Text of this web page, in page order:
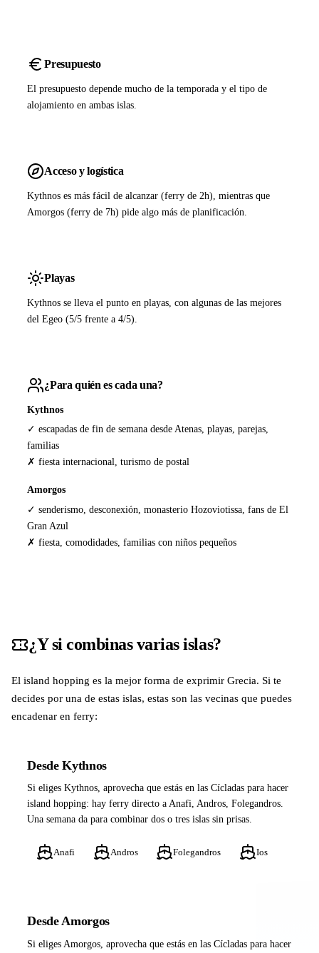
Presupuesto
El presupuesto depende mucho de la temporada y el tipo de
alojamiento en ambas islas.
Acceso y logística
Kythnos es más fácil de alcanzar (ferry de 2h), mientras que
Amorgos (ferry de 7h) pide algo más de planificación.
Playas
Kythnos se lleva el punto en playas, con algunas de las mejores
del Egeo (5/5 frente a 4/5).
¿Para quién es cada una?
Kythnos
✓ escapadas de fin de semana desde Atenas, playas, parejas,
familias
✗ fiesta internacional, turismo de postal
Amorgos
✓ senderismo, desconexión, monasterio Hozoviotissa, fans de El
Gran Azul
✗ fiesta, comodidades, familias con niños pequeños
¿Y si combinas varias islas?
El island hopping es la mejor forma de exprimir Grecia. Si te
decides por una de estas islas, estas son las vecinas que puedes
encadenar en ferry:
Desde Kythnos
Si eliges Kythnos, aprovecha que estás en las Cícladas para hacer
island hopping: hay ferry directo a Anafi, Andros, Folegandros.
Una semana da para combinar dos o tres islas sin prisas.
Anafi Andros Folegandros Ios
Desde Amorgos
Si eliges Amorgos, aprovecha que estás en las Cícladas para hacer